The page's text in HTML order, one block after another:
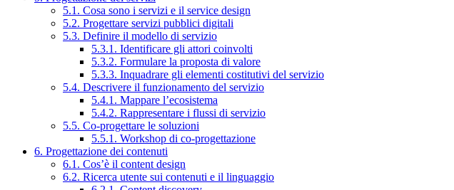
5.1. Cosa sono i servizi e il service design
5.2. Progettare servizi pubblici digitali
5.3. Definire il modello di servizio
5.3.1. Identificare gli attori coinvolti
5.3.2. Formulare la proposta di valore
5.3.3. Inquadrare gli elementi costitutivi del servizio
5.4. Descrivere il funzionamento del servizio
5.4.1. Mappare l’ecosistema
5.4.2. Rappresentare i flussi di servizio
5.5. Co-progettare le soluzioni
5.5.1. Workshop di co-progettazione
6. Progettazione dei contenuti
6.1. Cos’è il content design
6.2. Ricerca utente sui contenuti e il linguaggio